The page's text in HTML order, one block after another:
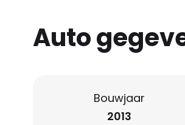
Auto
Bouwjaar
2013